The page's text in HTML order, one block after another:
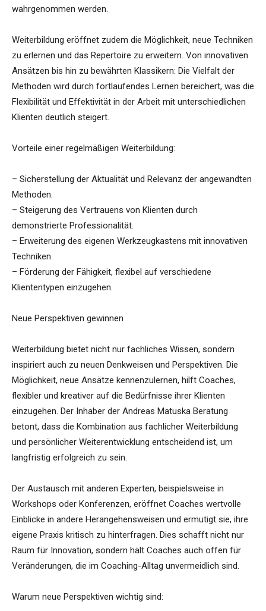
wahrgenommen werden.
Weiterbildung eröffnet zudem die Möglichkeit, neue Techniken
zu erlernen und das Repertoire zu erweitern. Von innovativen
Ansätzen bis hin zu bewährten Klassikern: Die Vielfalt der
Methoden wird durch fortlaufendes Lernen bereichert, was die
Flexibilität und Effektivität in der Arbeit mit unterschiedlichen
Klienten deutlich steigert.
Vorteile einer regelmäßigen Weiterbildung:
– Sicherstellung der Aktualität und Relevanz der angewandten
Methoden.
– Steigerung des Vertrauens von Klienten durch
demonstrierte Professionalität.
– Erweiterung des eigenen Werkzeugkastens mit innovativen
Techniken.
– Förderung der Fähigkeit, flexibel auf verschiedene
Kliententypen einzugehen.
Neue Perspektiven gewinnen
Weiterbildung bietet nicht nur fachliches Wissen, sondern
inspiriert auch zu neuen Denkweisen und Perspektiven. Die
Möglichkeit, neue Ansätze kennenzulernen, hilft Coaches,
flexibler und kreativer auf die Bedürfnisse ihrer Klienten
einzugehen. Der Inhaber der Andreas Matuska Beratung
betont, dass die Kombination aus fachlicher Weiterbildung
und persönlicher Weiterentwicklung entscheidend ist, um
langfristig erfolgreich zu sein.
Der Austausch mit anderen Experten, beispielsweise in
Workshops oder Konferenzen, eröffnet Coaches wertvolle
Einblicke in andere Herangehensweisen und ermutigt sie, ihre
eigene Praxis kritisch zu hinterfragen. Dies schafft nicht nur
Raum für Innovation, sondern hält Coaches auch offen für
Veränderungen, die im Coaching-Alltag unvermeidlich sind.
Warum neue Perspektiven wichtig sind: